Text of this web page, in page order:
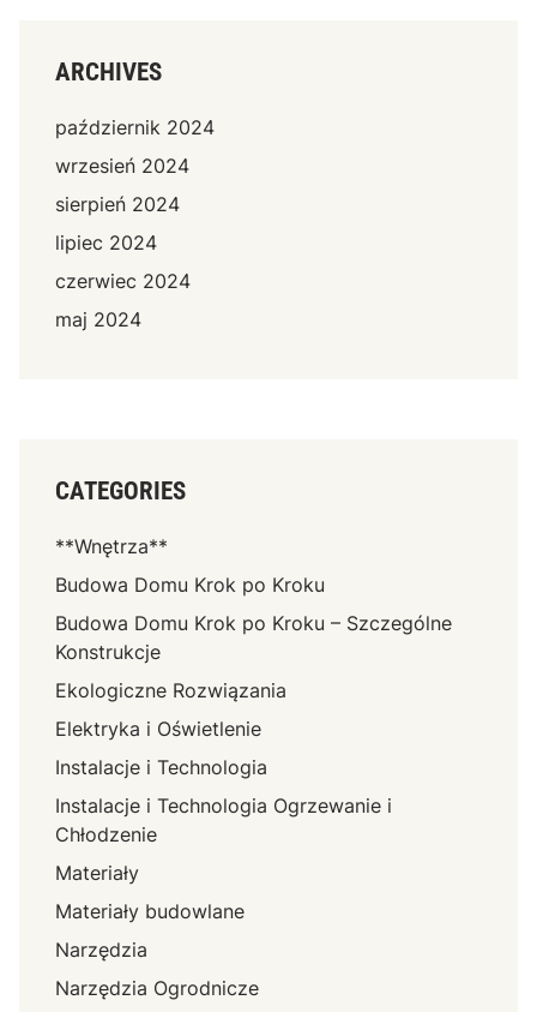
ARCHIVES
październik 2024
wrzesień 2024
sierpień 2024
lipiec 2024
czerwiec 2024
maj 2024
CATEGORIES
**Wnętrza**
Budowa Domu Krok po Kroku
Budowa Domu Krok po Kroku – Szczególne
Konstrukcje
Ekologiczne Rozwiązania
Elektryka i Oświetlenie
Instalacje i Technologia
Instalacje i Technologia Ogrzewanie i
Chłodzenie
Materiały
Materiały budowlane
Narzędzia
Narzędzia Ogrodnicze